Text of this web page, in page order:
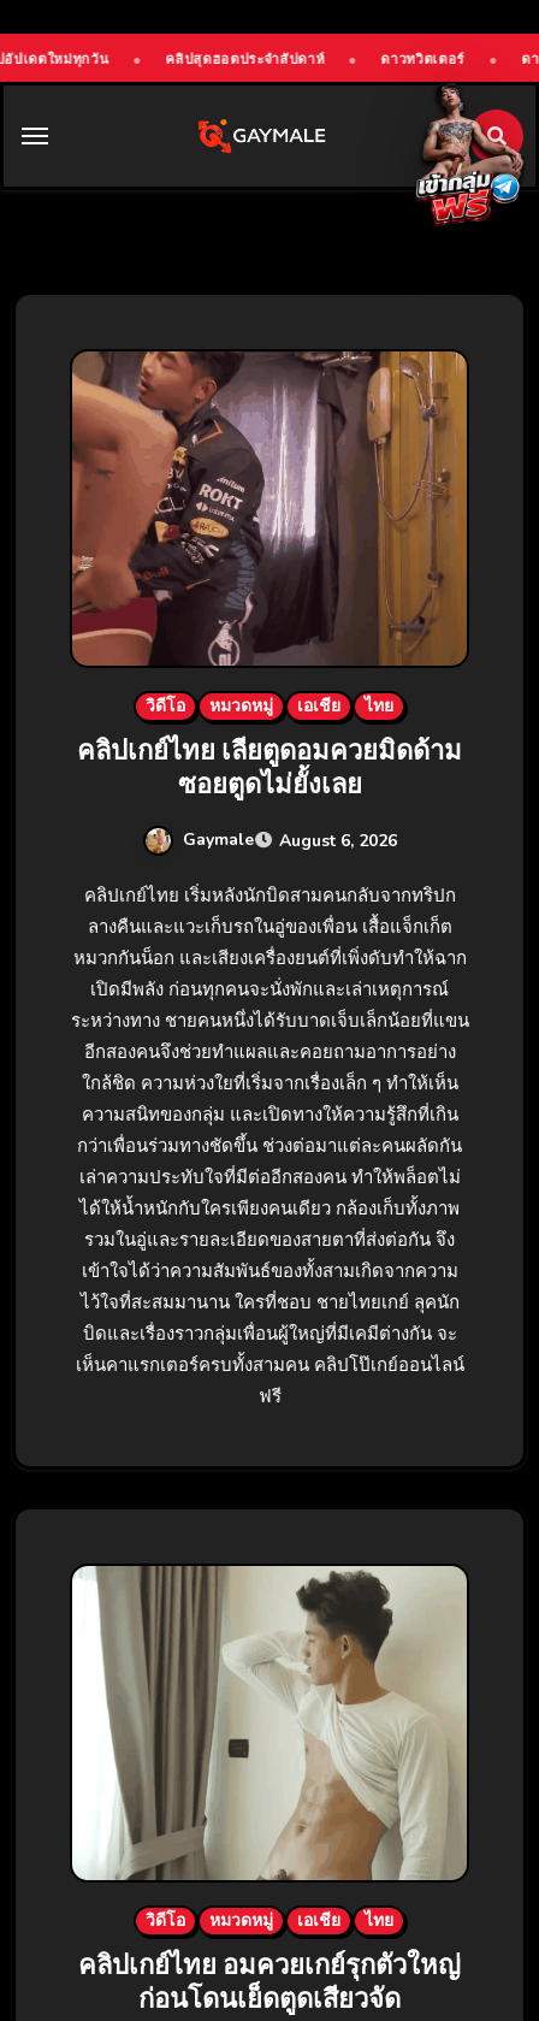
● คลิปสุดฮอตประจำสัปดาห์ ● ดาวทวิตเตอร์ ● ดาวติ๊กต๊อก
วิดีโอ หมวดหมู่ เอเชีย ไทย
คลิปเกย์ไทย เลียตูดอมควยมิดด้าม
ซอยตูดไม่ยั้งเลย
Gaymale August 6, 2026
คลิปเกย์ไทย เริ่มหลังนักบิดสามคนกลับจากทริปก
ลางคืนและแวะเก็บรถในอู่ของเพื่อน เสื้อแจ็กเก็ต
หมวกกันน็อก และเสียงเครื่องยนต์ที่เพิ่งดับทำให้ฉาก
เปิดมีพลัง ก่อนทุกคนจะนั่งพักและเล่าเหตุการณ์
ระหว่างทาง ชายคนหนึ่งได้รับบาดเจ็บเล็กน้อยที่แขน
อีกสองคนจึงช่วยทำแผลและคอยถามอาการอย่าง
ใกล้ชิด ความห่วงใยที่เริ่มจากเรื่องเล็ก ๆ ทำให้เห็น
ความสนิทของกลุ่ม และเปิดทางให้ความรู้สึกที่เกิน
กว่าเพื่อนร่วมทางชัดขึ้น ช่วงต่อมาแต่ละคนผลัดกัน
เล่าความประทับใจที่มีต่ออีกสองคน ทำให้พล็อตไม่
ได้ให้น้ำหนักกับใครเพียงคนเดียว กล้องเก็บทั้งภาพ
รวมในอู่และรายละเอียดของสายตาที่ส่งต่อกัน จึง
เข้าใจได้ว่าความสัมพันธ์ของทั้งสามเกิดจากความ
ไว้ใจที่สะสมมานาน ใครที่ชอบ ชายไทยเกย์ ลุคนัก
บิดและเรื่องราวกลุ่มเพื่อนผู้ใหญ่ที่มีเคมีต่างกัน จะ
เห็นคาแรกเตอร์ครบทั้งสามคน คลิปโป๊เกย์ออนไลน์
ฟรี
วิดีโอ หมวดหมู่ เอเชีย ไทย
คลิปเกย์ไทย อมควยเกย์รุกตัวใหญ่
ก่อนโดนเย็ดตูดเสียวจัด